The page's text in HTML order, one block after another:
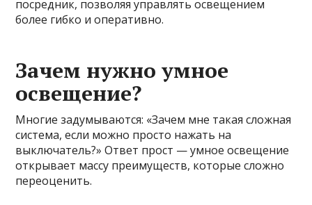
посредник, позволяя управлять освещением
более гибко и оперативно.
Зачем нужно умное
освещение?
Многие задумываются: «Зачем мне такая сложная
система, если можно просто нажать на
выключатель?» Ответ прост — умное освещение
открывает массу преимуществ, которые сложно
переоценить.